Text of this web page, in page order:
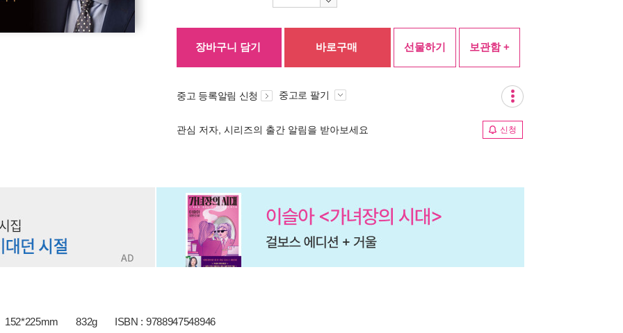
장바구니 담기 바로구매 선물하기 보관함 +
중고 등록알림 신청 중고로 팔기
관심 저자, 시리즈의 출간 알림을 받아보세요 신청
152*225mm 832g ISBN : 9788947548946